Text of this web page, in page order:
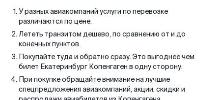
У разных авиакомпаний услуги по перевозке
различаются по цене.
Лететь транзитом дешево, по сравнению от и до
конечных пунктов.
Покупайте туда и обратно сразу. Это выгоднее чем
билет Екатеринбург Копенгаген в одну сторону.
При покупке обращайте внимание на лучшие
спецпредложения авиакомпаний, акции, скидки и